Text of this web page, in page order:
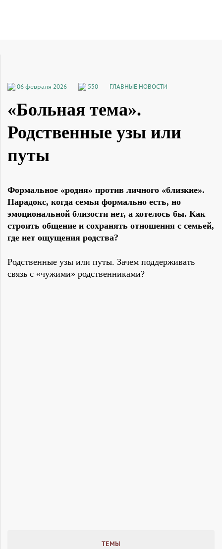
06 февраля 2026 550 ГЛАВНЫЕ НОВОСТИ
«Больная тема».
Родственные узы или
путы
Формальное «родня» против личного «близкие».
Парадокс, когда семья формально есть, но
эмоциональной близости нет, а хотелось бы. Как
строить общение и сохранять отношения с семьей,
где нет ощущения родства?
Родственные узы или путы. Зачем поддерживать
связь с «чужими» родственниками?
ТЕМЫ